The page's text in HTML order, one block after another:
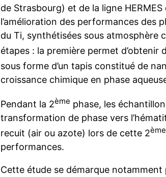
de Strasbourg) et de la ligne
l’amélioration des performances des
du Ti, synthétisées sous atmosphère
étapes : la première permet d’obtenir
sous forme d’un tapis constitué de
croissance chimique en phase
Pendant la 2ème phase, les
transformation de phase vers
recuit (air ou azote) lors de cette 2ème
performances.
Cette étude se démarque notamment